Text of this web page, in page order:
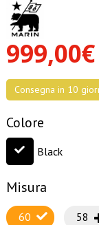
999,00€
Consegna in 10
Colore
Black
Misura
60 58